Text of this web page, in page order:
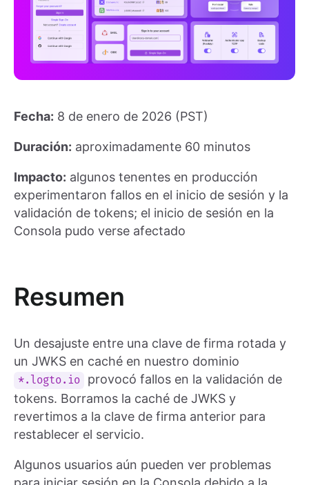
Fecha: 8 de enero de 2026 (PST)
Duración: aproximadamente 60 minutos
Impacto: algunos tenentes en producción
experimentaron fallos en el inicio de sesión y la
validación de tokens; el inicio de sesión en la
Consola pudo verse afectado
Resumen
Un desajuste entre una clave de firma rotada y
un JWKS en caché en nuestro dominio
*.logto.io
provocó fallos en la validación de
tokens. Borramos la caché de JWKS y
revertimos a la clave de firma anterior para
restablecer el servicio.
Algunos usuarios aún pueden ver problemas